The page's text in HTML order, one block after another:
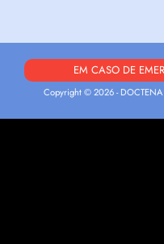
EM CASO DE
Copyright © 2026 - DOCTENA